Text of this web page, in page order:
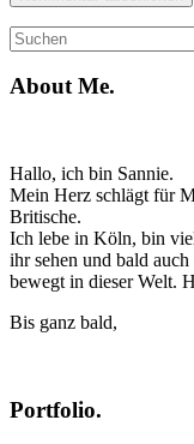
Suche
nach:
About Me.
Hallo, ich bin Sannie.
Mein Herz schlägt für
Britische.
Ich lebe in Köln, bin
ihr sehen und bald
bewegt in dieser Welt.
Bis ganz bald,
Portfolio.